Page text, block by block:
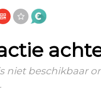
niet beschikbaar